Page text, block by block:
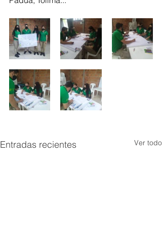
Entradas recientes Ver todo